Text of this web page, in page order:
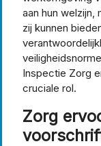
aan hun welzijn,
zij kunnen
Inspectie Zorg
cruciale rol.
Zorg